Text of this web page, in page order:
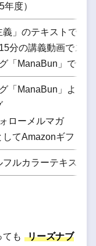
度）
義」のテキストで最
分の講義動画でス
「ManaBun」で自
「ManaBun」より
ローメルマガ
してAmazonギフト
フルカラーテキスト
ても
リーズナブ